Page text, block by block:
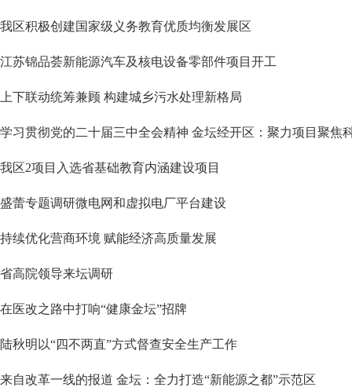
我区积极创建国家级义务教育优质均衡发展区
江苏锦品荟新能源汽车及核电设备零部件项目开工
上下联动统筹兼顾 构建城乡污水处理新格局
学习贯彻党的二十届三中全会精神 金坛经开区：聚力项目聚焦
我区2项目入选省基础教育内涵建设项目
盛蕾专题调研微电网和虚拟电厂平台建设
持续优化营商环境 赋能经济高质量发展
省高院领导来坛调研
在医改之路中打响“健康金坛”招牌
陆秋明以“四不两直”方式督查安全生产工作
来自改革一线的报道 金坛：全力打造“新能源之都”示范区